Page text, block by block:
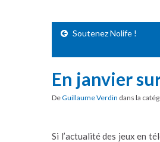
Soutenez Nolife !
En janvier
DeGuillaume Verdin dans la
Si l’actualité des jeux en